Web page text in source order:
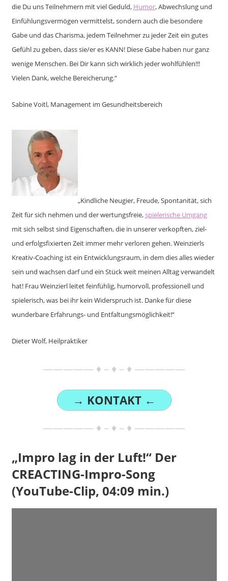
die Du uns Teilnehmern mit viel Geduld, Humor, Abwechslung und
Einfühlungsvermögen vermittelst, sondern auch die besondere
Gabe und das Charisma, jedem Teilnehmer zu jeder Zeit ein gutes
Gefühl zu geben, dass sie/er es KANN! Diese Gabe haben nur ganz
wenige Menschen. Bei Dir kann sich wirklich jeder wohlfühlen!!!
Vielen Dank, welche Bereicherung.“
Sabine Voitl, Management im Gesundheitsbereich
„Kindliche Neugier, Freude, Spontanität, sich
Zeit für sich nehmen und der wertungsfreie,spielerische Umgang
mit sich selbst sind Eigenschaften, die in unserer verkopften, ziel-
und erfolgsfixierten Zeit immer mehr verloren gehen. Weinzierls
Kreativ-Coaching ist ein Entwicklungsraum, in dem dies alles wieder
sein und wachsen darf und ein Stück weit meinen Alltag verwandelt
hat! Frau Weinzierl leitet feinfühlig, humorvoll, professionell und
spielerisch, was bei ihr kein Widerspruch ist. Danke für diese
wunderbare Erfahrungs- und Entfaltungsmöglichkeit!“
Dieter Wolf, Heilpraktiker
————— ♦ – ♦ – ♦ —————
→ KONTAKT ←
————— ♦ – ♦ – ♦ —————
„Impro lag in der Luft!“ Der
CREACTING-Impro-Song
(YouTube-Clip, 04:09 min.)